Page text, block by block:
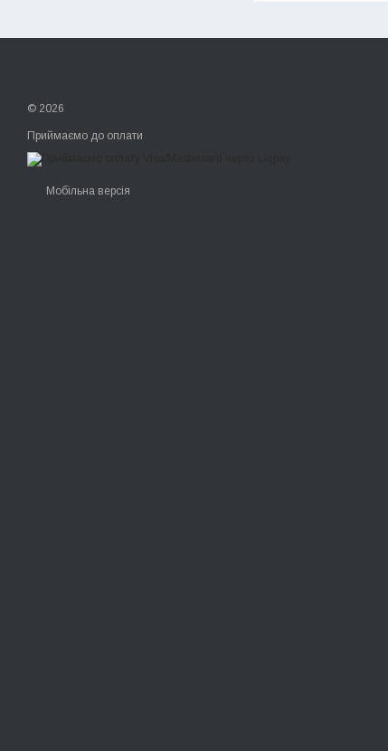
© 2026
Приймаємо до оплати
Мобільна версія